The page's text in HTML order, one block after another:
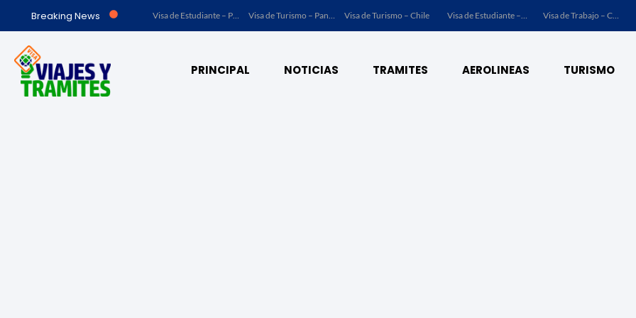
Breaking News
Visa de Trabajo – Perú Visa de Estudiante – Panamá Visa de Turismo – Panamá Visa de Turismo – Chile Visa de Estudiante – Chile Visa de Trabajo – Chile
PRINCIPAL NOTICIAS TRAMITES AEROLINEAS TURISMO